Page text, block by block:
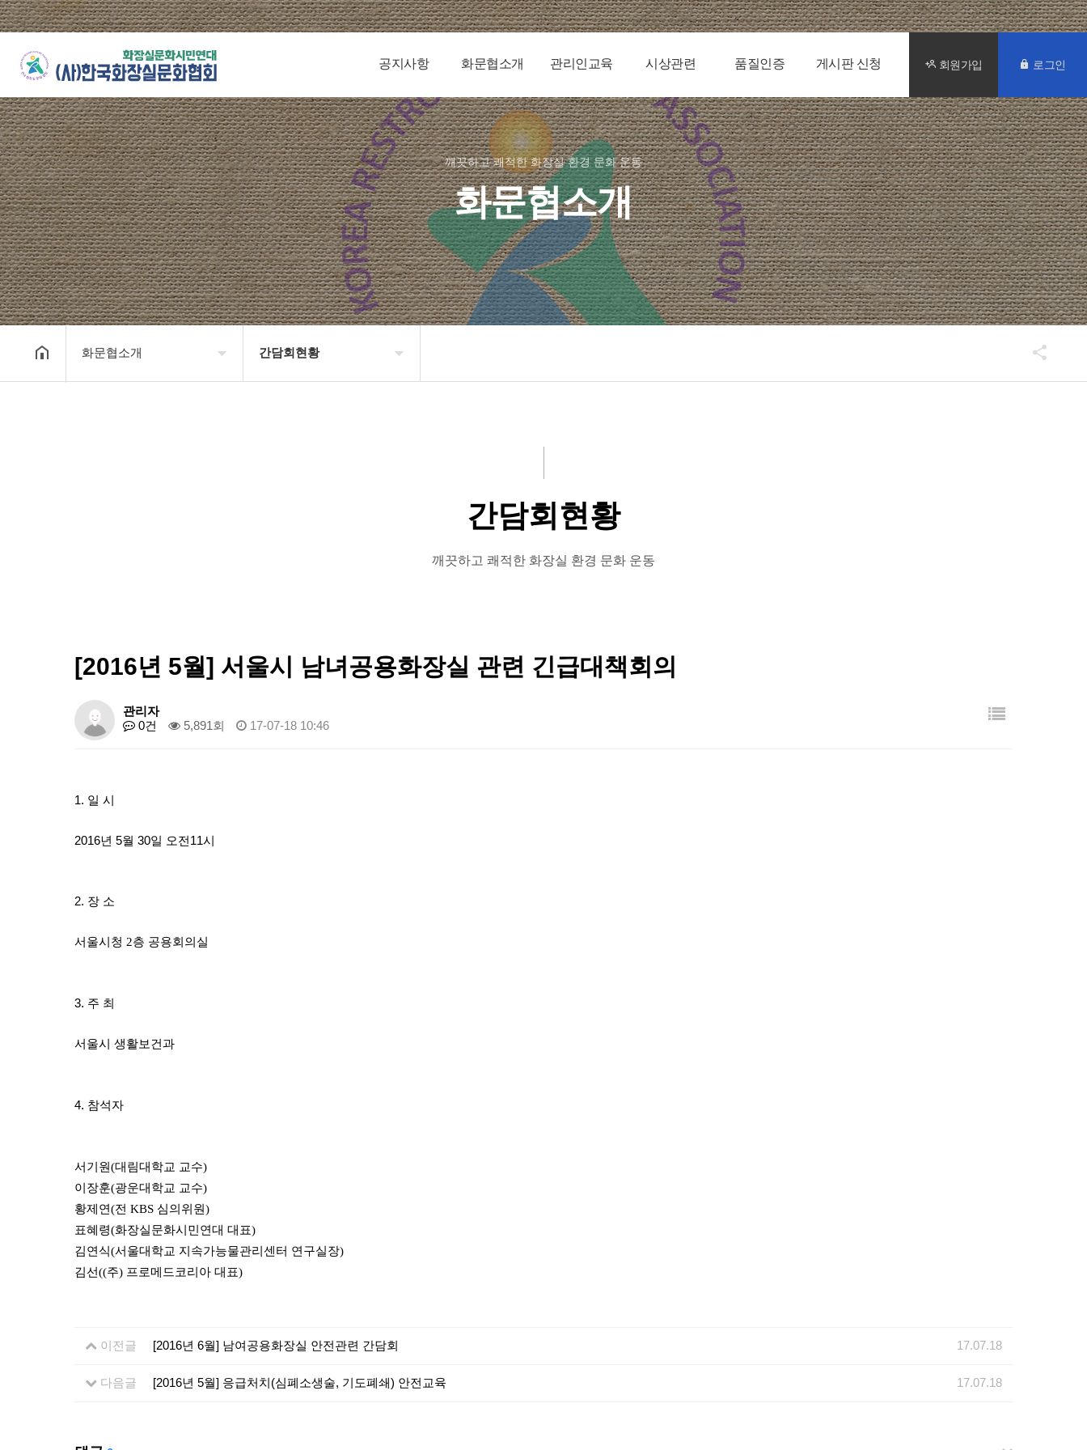
공지사항 화문협소개 관리인교육 시상관련 품질인증 게시판 신청 회원가입 로그인
깨끗하고 쾌적한 화장실 환경 문화 운동
화문협소개
화문협소개 간담회현황
간담회현황
깨끗하고 쾌적한 화장실 환경 문화 운동
[2016년 5월] 서울시 남녀공용화장실 관련 긴급대책회의
관리자
0건
5,891회 17-07-18 10:46
1. 일 시
2016년 5월 30일 오전11시
2. 장 소
서울시청 2층 공용회의실
3. 주 최
서울시 생활보건과
4. 참석자
서기원(대림대학교 교수)
이장훈(광운대학교 교수)
황제연(전 KBS 심의위원)
표혜령(화장실문화시민연대 대표)
김연식(서울대학교 지속가능물관리센터 연구실장)
김선((주) 프로메드코리아 대표)
이전글 [2016년 6월] 남여공용화장실 안전관련 간담회 17.07.18
다음글 [2016년 5월] 응급처치(심폐소생술, 기도폐쇄) 안전교육 17.07.18